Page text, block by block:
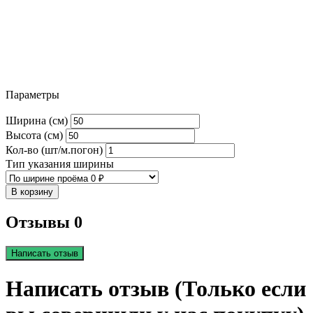
Параметры
Ширина (см)
Высота (см)
Кол-во (шт/м.погон)
Тип указания ширины
В корзину
Отзывы 0
Написать отзыв
Написать отзыв (Только если